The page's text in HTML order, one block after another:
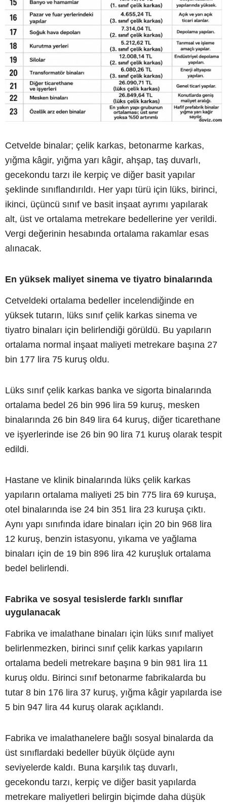
Cetvelde binalar; çelik karkas, betonarme karkas,
yığma kâgir, yığma yarı kâgir, ahşap, taş duvarlı,
gecekondu tarzı ile kerpiç ve diğer basit yapılar
şeklinde sınıflandırıldı. Her yapı türü için lüks, birinci,
ikinci, üçüncü sınıf ve basit inşaat ayrımı yapılarak
alt, üst ve ortalama metrekare bedellerine yer verildi.
Vergi değerinin hesabında ortalama rakamlar esas
alınacak.
En yüksek maliyet sinema ve tiyatro binalarında
Cetveldeki ortalama bedeller incelendiğinde en
yüksek tutarın, lüks sınıf çelik karkas sinema ve
tiyatro binaları için belirlendiği görüldü. Bu yapıların
ortalama normal inşaat maliyeti metrekare başına 27
bin 177 lira 75 kuruş oldu.
Lüks sınıf çelik karkas banka ve sigorta binalarında
ortalama bedel 26 bin 996 lira 59 kuruş, mesken
binalarında 26 bin 849 lira 64 kuruş, diğer ticarethane
ve işyerlerinde ise 26 bin 90 lira 71 kuruş olarak tespit
edildi.
Hastane ve klinik binalarında lüks çelik karkas
yapıların ortalama maliyeti 25 bin 775 lira 69 kuruşa,
otel binalarında ise 24 bin 351 lira 23 kuruşa çıktı.
Aynı yapı sınıfında idare binaları için 20 bin 968 lira
12 kuruş, benzin istasyonu, yıkama ve yağlama
binaları için de 19 bin 896 lira 42 kuruşluk ortalama
bedel belirlendi.
Fabrika ve sosyal tesislerde farklı sınıflar
uygulanacak
Fabrika ve imalathane binaları için lüks sınıf maliyet
belirlenmezken, birinci sınıf çelik karkas yapıların
ortalama bedeli metrekare başına 9 bin 981 lira 11
kuruş oldu. Birinci sınıf betonarme fabrikalarda bu
tutar 8 bin 176 lira 37 kuruş, yığma kâgir yapılarda ise
5 bin 947 lira 44 kuruş olarak açıklandı.
Fabrika ve imalathanelere bağlı sosyal binalarda da
üst sınıflardaki bedeller büyük ölçüde aynı
seviyelerde kaldı. Buna karşılık taş duvarlı,
gecekondu tarzı, kerpiç ve diğer basit yapılarda
metrekare maliyetleri belirgin biçimde daha düşük